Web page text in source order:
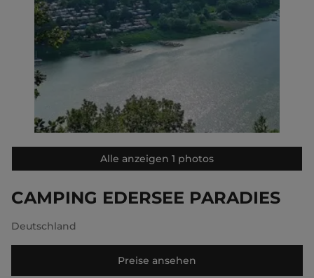
Alle anzeigen 1 photos
CAMPING EDERSEE PARADIES
Deutschland
Preise ansehen